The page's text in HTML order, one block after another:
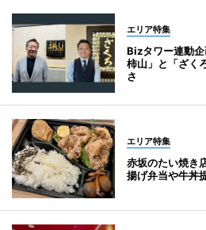
エリア特集
Bizタワー連動
柿山」と「ざく
さ
エリア特集
赤坂のたい焼き
揚げ弁当や牛丼